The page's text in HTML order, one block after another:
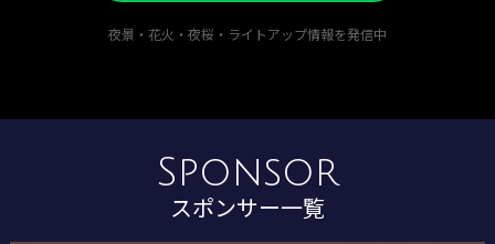
夜景・花火・夜桜・ライトアップ情報を発信中
Sponsor
スポンサー一覧